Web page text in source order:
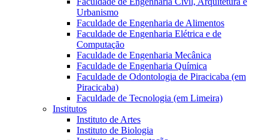
Urbanismo
Faculdade de Engenharia de Alimentos
Faculdade de Engenharia Elétrica e de
Computação
Faculdade de Engenharia Mecânica
Faculdade de Engenharia Química
Faculdade de Odontologia de Piracicaba (em
Piracicaba)
Faculdade de Tecnologia (em Limeira)
Institutos
Instituto de Artes
Instituto de Biologia